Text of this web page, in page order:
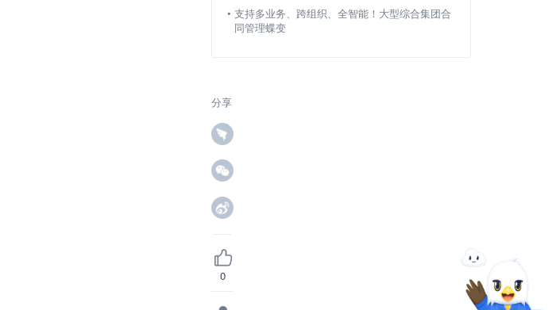
• 支持多业务、跨组织、全智能！大型综合集团合
同管理蝶变
分享
0